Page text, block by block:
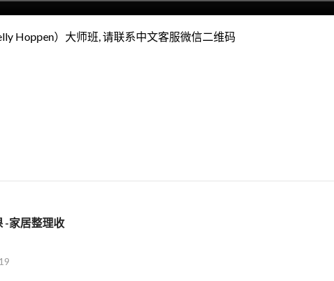
Hoppen）大师班, 请联系中文客服微信二维码
-家居整理收